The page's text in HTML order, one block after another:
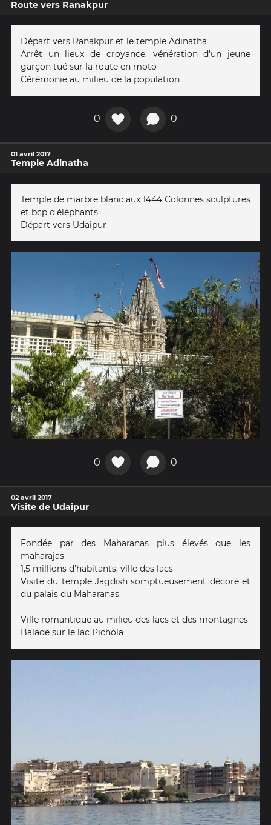
Route vers Ranakpur
Départ vers Ranakpur et le temple Adinatha
Arrêt un lieux de croyance, vénération d'un jeune
garçon tué sur la route en moto
Cérémonie au milieu de la population
0 0
01 avril 2017
Temple Adinatha
Temple de marbre blanc aux 1444 Colonnes sculptures
et bcp d'éléphants
Départ vers Udaipur
0 0
02 avril 2017
Visite de Udaipur
Fondée par des Maharanas plus élevés que les
maharajas
1,5 millions d'habitants, ville des lacs
Visite du temple Jagdish somptueusement décoré et
du palais du Maharanas
Ville romantique au milieu des lacs et des montagnes
Balade sur le lac Pichola